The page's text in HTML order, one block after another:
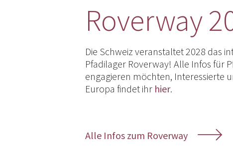
Roverway
Die Schweiz veranstaltet 2028 das
Pfadilager Roverway! Alle Infos für
engagieren möchten, Interessierte
Europa findet ihr hier.
Alle Infos zum Roverway